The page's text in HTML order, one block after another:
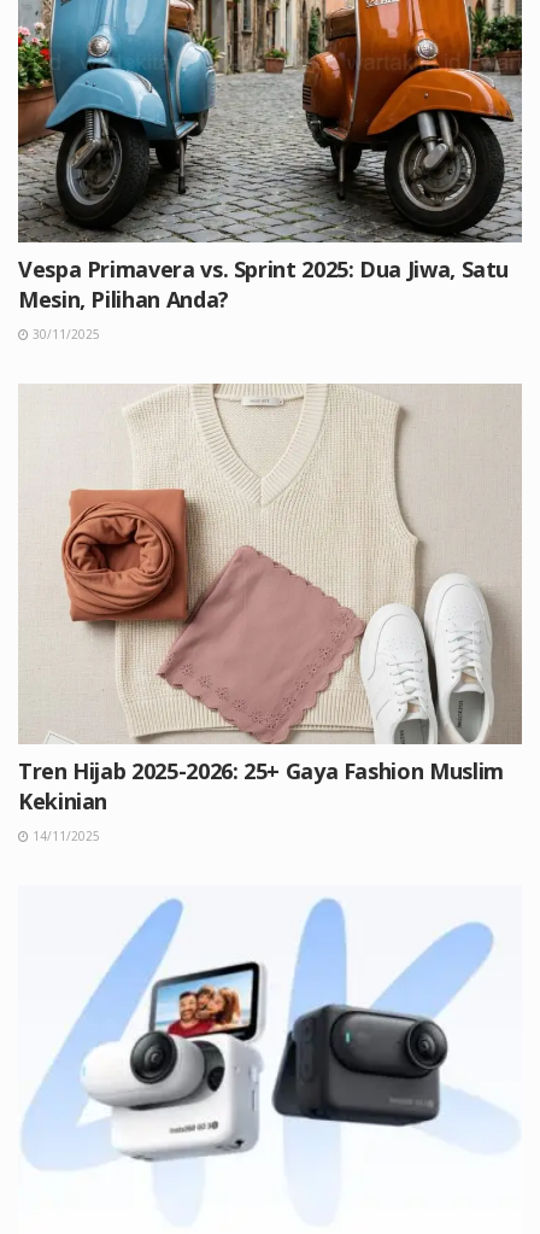
Vespa Primavera vs. Sprint 2025: Dua Jiwa, Satu
Mesin, Pilihan Anda?
30/11/2025
Tren Hijab 2025-2026: 25+ Gaya Fashion Muslim
Kekinian
14/11/2025